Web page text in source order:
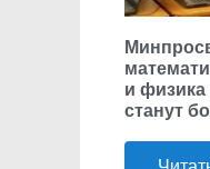
и физика
станут